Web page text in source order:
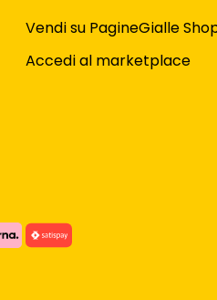
Vendi su PagineGialle
Accedi al marketplace